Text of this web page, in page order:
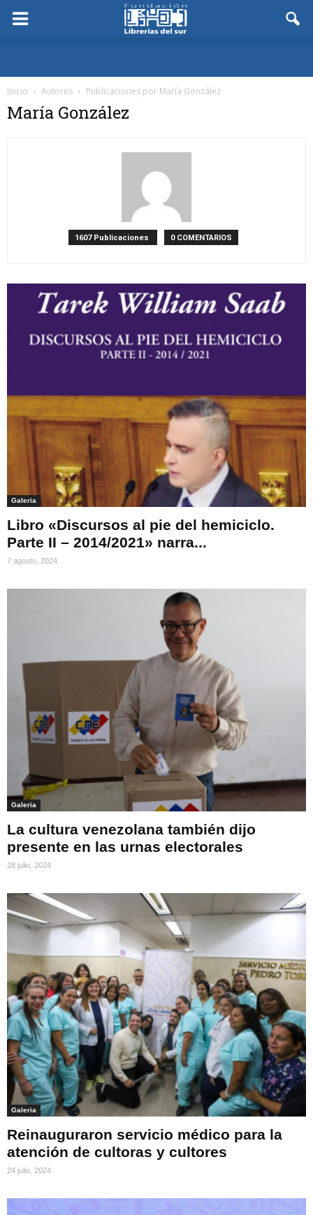
Inicio Autores Publicaciones por María González
María González
1607 Publicaciones 0 COMENTARIOS
Galeria
Libro «Discursos al pie del hemiciclo.
Parte II – 2014/2021» narra...
7 agosto, 2024
Galeria
La cultura venezolana también dijo
presente en las urnas electorales
28 julio, 2024
Galeria
Reinauguraron servicio médico para la
atención de cultoras y cultores
24 julio, 2024